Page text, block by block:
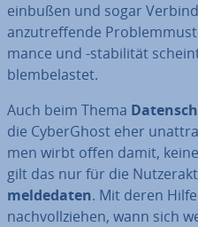
ein­bu­ßen und sogar
an­zu­tref­fen­de
mance und -sta­bi­li­tät
blem­be­las­tet.
Auch beim Thema
die Cy­berG­host eher
men wirbt offen damit,
gilt das nur für die
mel­de­da­ten. Mit deren
nach­voll­zie­hen, wann sich